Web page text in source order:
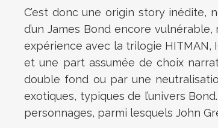
C’est donc une origin story inédite,
d’un James Bond encore
expérience avec la trilogie HITMAN,
et une part assumée de choix
double fond ou par une
exotiques, typiques de l’univers
personnages, parmi lesquels John